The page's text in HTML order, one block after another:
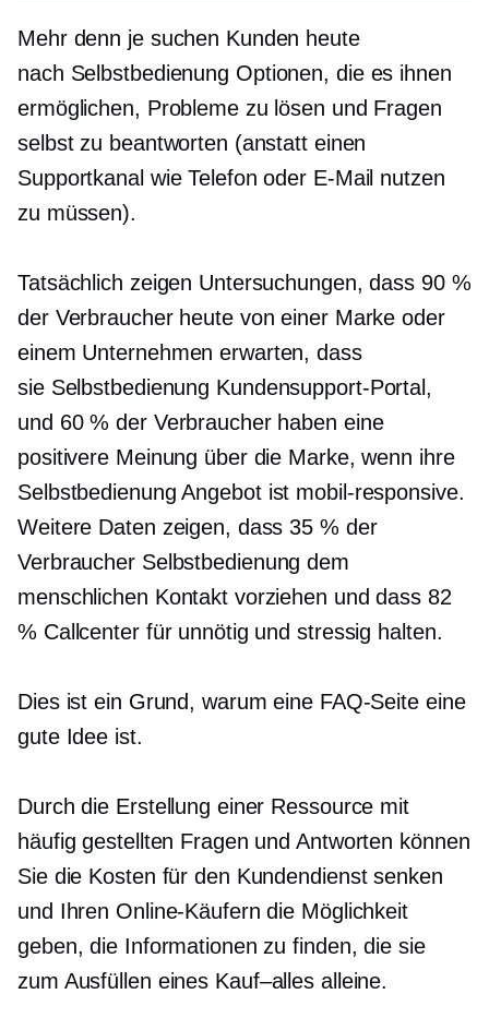
Mehr denn je suchen Kunden heute
nach Selbstbedienung Optionen, die es ihnen
ermöglichen, Probleme zu lösen und Fragen
selbst zu beantworten (anstatt einen
Supportkanal wie Telefon oder E-Mail nutzen
zu müssen).
Tatsächlich zeigen Untersuchungen, dass 90 %
der Verbraucher heute von einer Marke oder
einem Unternehmen erwarten, dass
sie Selbstbedienung Kundensupport-Portal,
und 60 % der Verbraucher haben eine
positivere Meinung über die Marke, wenn ihre
Selbstbedienung Angebot ist mobil-responsive.
Weitere Daten zeigen, dass 35 % der
Verbraucher Selbstbedienung dem
menschlichen Kontakt vorziehen und dass 82
% Callcenter für unnötig und stressig halten.
Dies ist ein Grund, warum eine FAQ-Seite eine
gute Idee ist.
Durch die Erstellung einer Ressource mit
häufig gestellten Fragen und Antworten können
Sie die Kosten für den Kundendienst senken
und Ihren Online-Käufern die Möglichkeit
geben, die Informationen zu finden, die sie
zum Ausfüllen eines Kauf–alles alleine.